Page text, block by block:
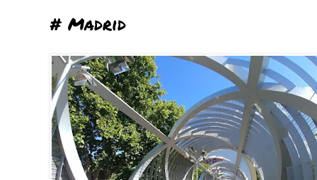
# Madrid